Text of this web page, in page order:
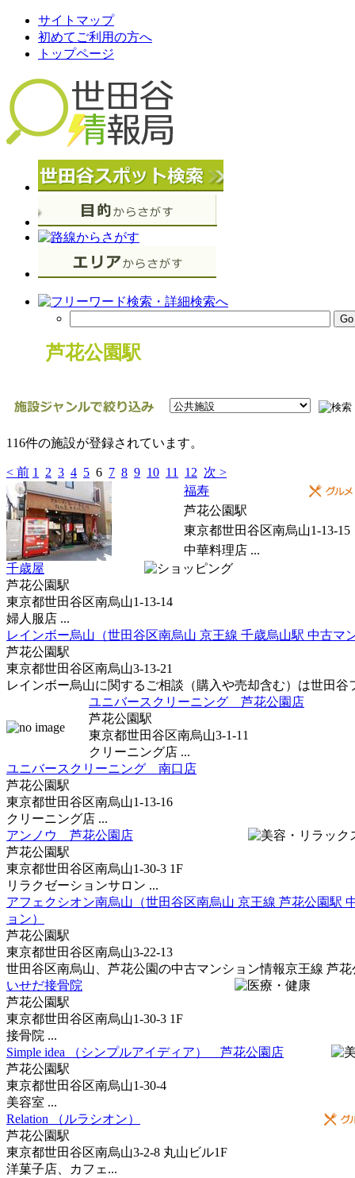
サイトマップ
初めてご利用の方へ
トップページ
芦花公園駅
116件の施設が登録されています。
< 前 1 2 3 4 5 6 7 8 9 10 11 12 次 >
福寿
芦花公園駅
東京都世田谷区南烏山1-13-15
中華料理店 ...
千歳屋
芦花公園駅
東京都世田谷区南烏山1-13-14
婦人服店 ...
レインボー烏山（世田谷区南烏山 京王線 千歳烏山駅 中古マ
芦花公園駅
東京都世田谷区南烏山3-13-21
レインボー烏山に関するご相談（購入や売却含む）は世田谷
ユニバースクリーニング 芦花公園店
芦花公園駅
東京都世田谷区南烏山3-1-11
クリーニング店 ...
ユニバースクリーニング 南口店
芦花公園駅
東京都世田谷区南烏山1-13-16
クリーニング店 ...
アンノウ 芦花公園店
芦花公園駅
東京都世田谷区南烏山1-30-3 1F
リラクゼーションサロン ...
アフェクシオン南烏山（世田谷区南烏山 京王線 芦花公園駅
ョン）
芦花公園駅
東京都世田谷区南烏山3-22-13
世田谷区南烏山、芦花公園の中古マンション情報京王線 芦花
いせだ接骨院
芦花公園駅
東京都世田谷区南烏山1-30-3 1F
接骨院 ...
Simple idea （シンプルアイディア） 芦花公園店
芦花公園駅
東京都世田谷区南烏山1-30-4
美容室 ...
Relation （ルラシオン）
芦花公園駅
東京都世田谷区南烏山3-2-8 丸山ビル1F
洋菓子店、カフェ...